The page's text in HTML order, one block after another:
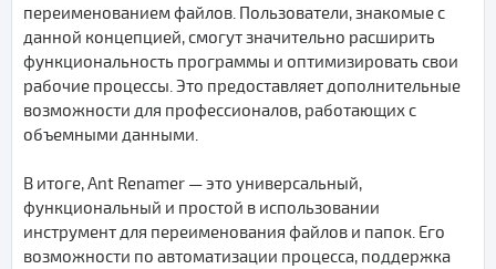
переименованием файлов. Пользователи, знакомые с
данной концепцией, смогут значительно расширить
функциональность программы и оптимизировать свои
рабочие процессы. Это предоставляет дополнительные
возможности для профессионалов, работающих с
объемными данными.
В итоге, Ant Renamer — это универсальный,
функциональный и простой в использовании
инструмент для переименования файлов и папок. Его
возможности по автоматизации процесса, поддержка